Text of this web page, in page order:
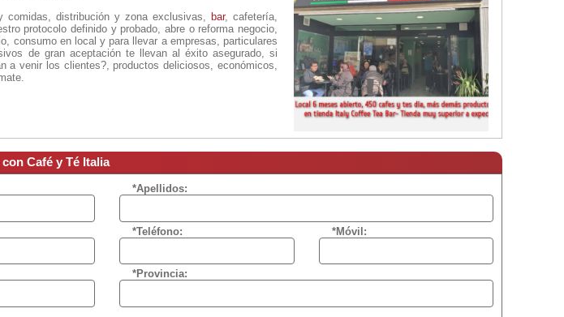
comidas, distribución y zona exclusivas, bar, cafetería,
protocolo definido y probado, abre o reforma negocio,
consumo en local y para llevar a empresas, particulares
de gran aceptación te llevan al éxito asegurado, si
a venir los clientes?, productos deliciosos, económicos,
Café y Té Italia
*Apellidos:
*Teléfono: *Móvil:
*Provincia: